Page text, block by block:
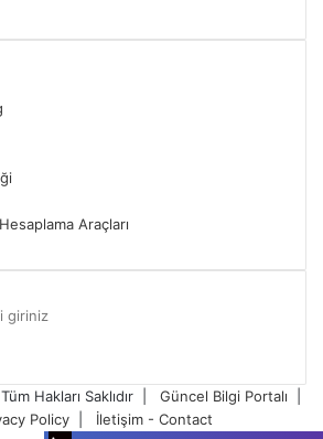
Araçları
Hakları Saklıdır | Güncel Bilgi Portalı
Policy
İletişim - Contact